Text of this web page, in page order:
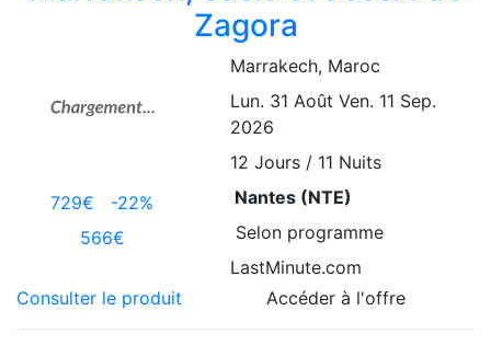
Zagora
729€ -22%
566€
Marrakech, Maroc
Lun. 31 Août Ven. 11 Sep.
2026
12 Jours / 11 Nuits
Nantes (NTE)
Selon programme
LastMinute.com
Consulter le produit
Accéder à l'offre